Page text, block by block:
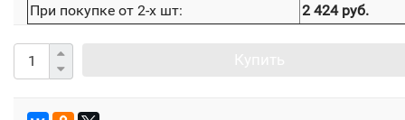
При покупке от 2-х шт:
2 424 руб.